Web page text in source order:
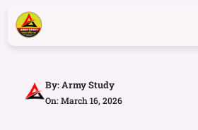
By:Army Study
On: March 16, 2026